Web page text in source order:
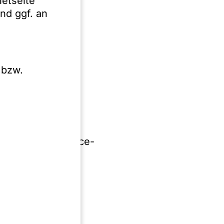
ggf. an
und Compliance-
und